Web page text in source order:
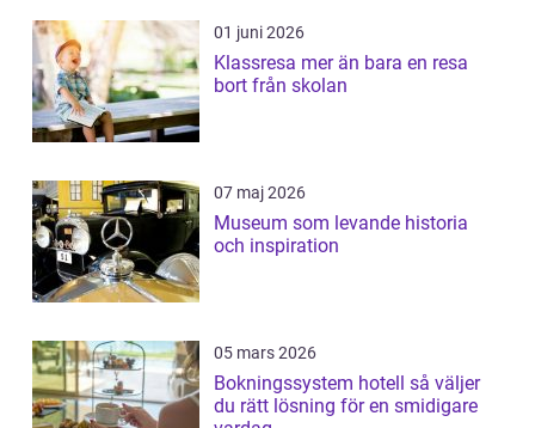
01 juni 2026
Klassresa mer än bara en resa
bort från skolan
07 maj 2026
Museum som levande historia
och inspiration
05 mars 2026
Bokningssystem hotell så väljer
du rätt lösning för en smidigare